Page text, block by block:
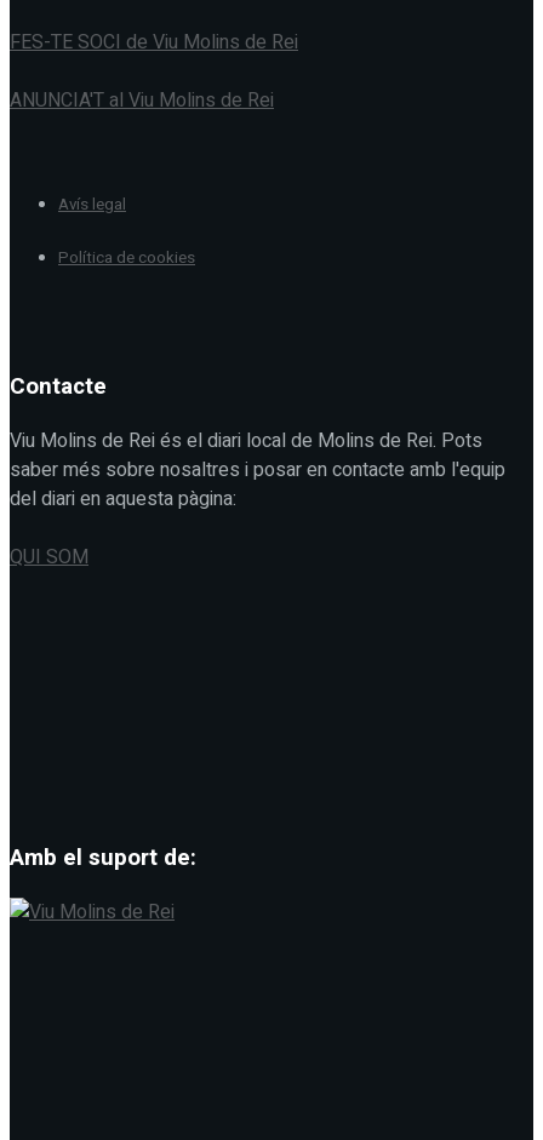
FES-TE SOCI de Viu Molins de Rei
ANUNCIA'T al Viu Molins de Rei
Avís legal
Política de cookies
Contacte
Viu Molins de Rei és el diari local de Molins de Rei. Pots
saber més sobre nosaltres i posar en contacte amb l'equip
del diari en aquesta pàgina:
QUI SOM
Amb el suport de: